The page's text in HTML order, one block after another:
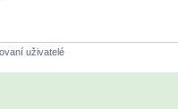
uživatelé